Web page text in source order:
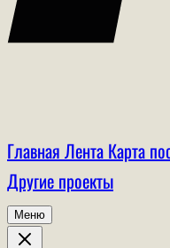
Главная Лента Карта
Другие проекты
Меню